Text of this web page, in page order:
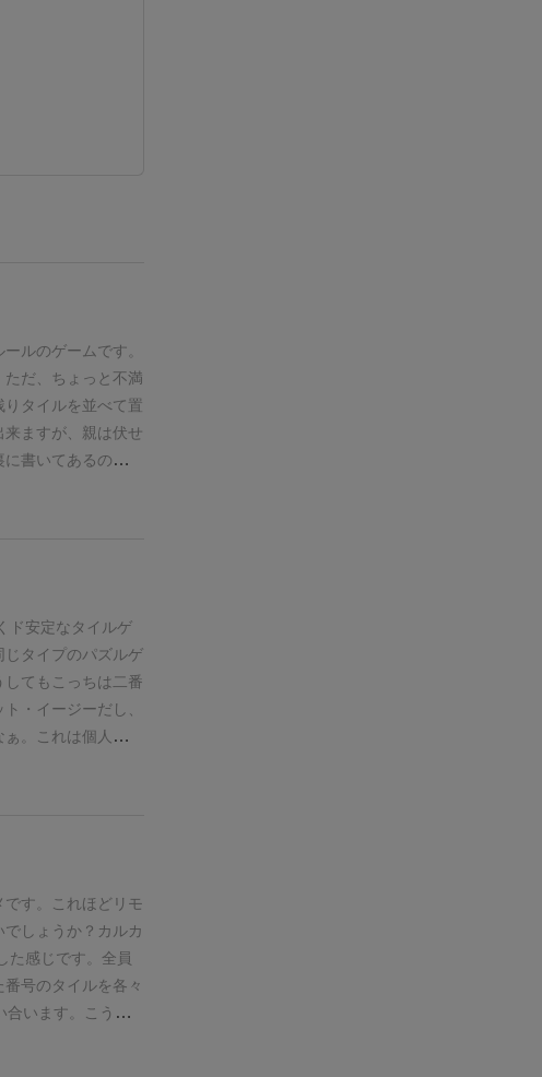
ルのゲームです。
ただ、ちょっと不満
タイルを並べて置
ますが、親は伏せ
に書いてあるのを見
まうこともありが
ので、このプレイ
ランダムに積ん
べます。これだけ
て、お互いの並べ
で結果が見えずに
ド安定なタイルゲ
タイプのパズルゲ
てもこっちは二番
・イージーだし、
。これは個人的に
人はやってみて損
す。
これほどリモ
しょうか？ カルカ
感じです。 全員
号のタイルを各々
合います。こう聞
うかもしれませ
然違うMAPにな